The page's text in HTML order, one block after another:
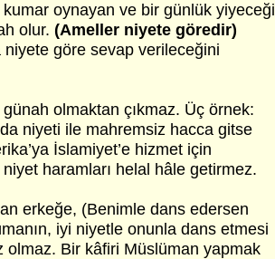
oynayan ve bir günlük yiyeceği
olur. (Ameller niyete göredir)
göre sevap verileceğini
olmaktan çıkmaz. Üç örnek:
niyeti ile mahremsiz hacca gitse
İslamiyet’e hizmet için
haramları helal hâle getirmez.
erkeğe, (Benimle dans edersen
iyi niyetle onunla dans etmesi
Bir kâfiri Müslüman yapmak